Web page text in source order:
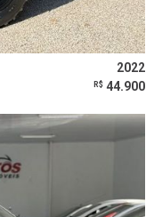
2022
R$ 44.900